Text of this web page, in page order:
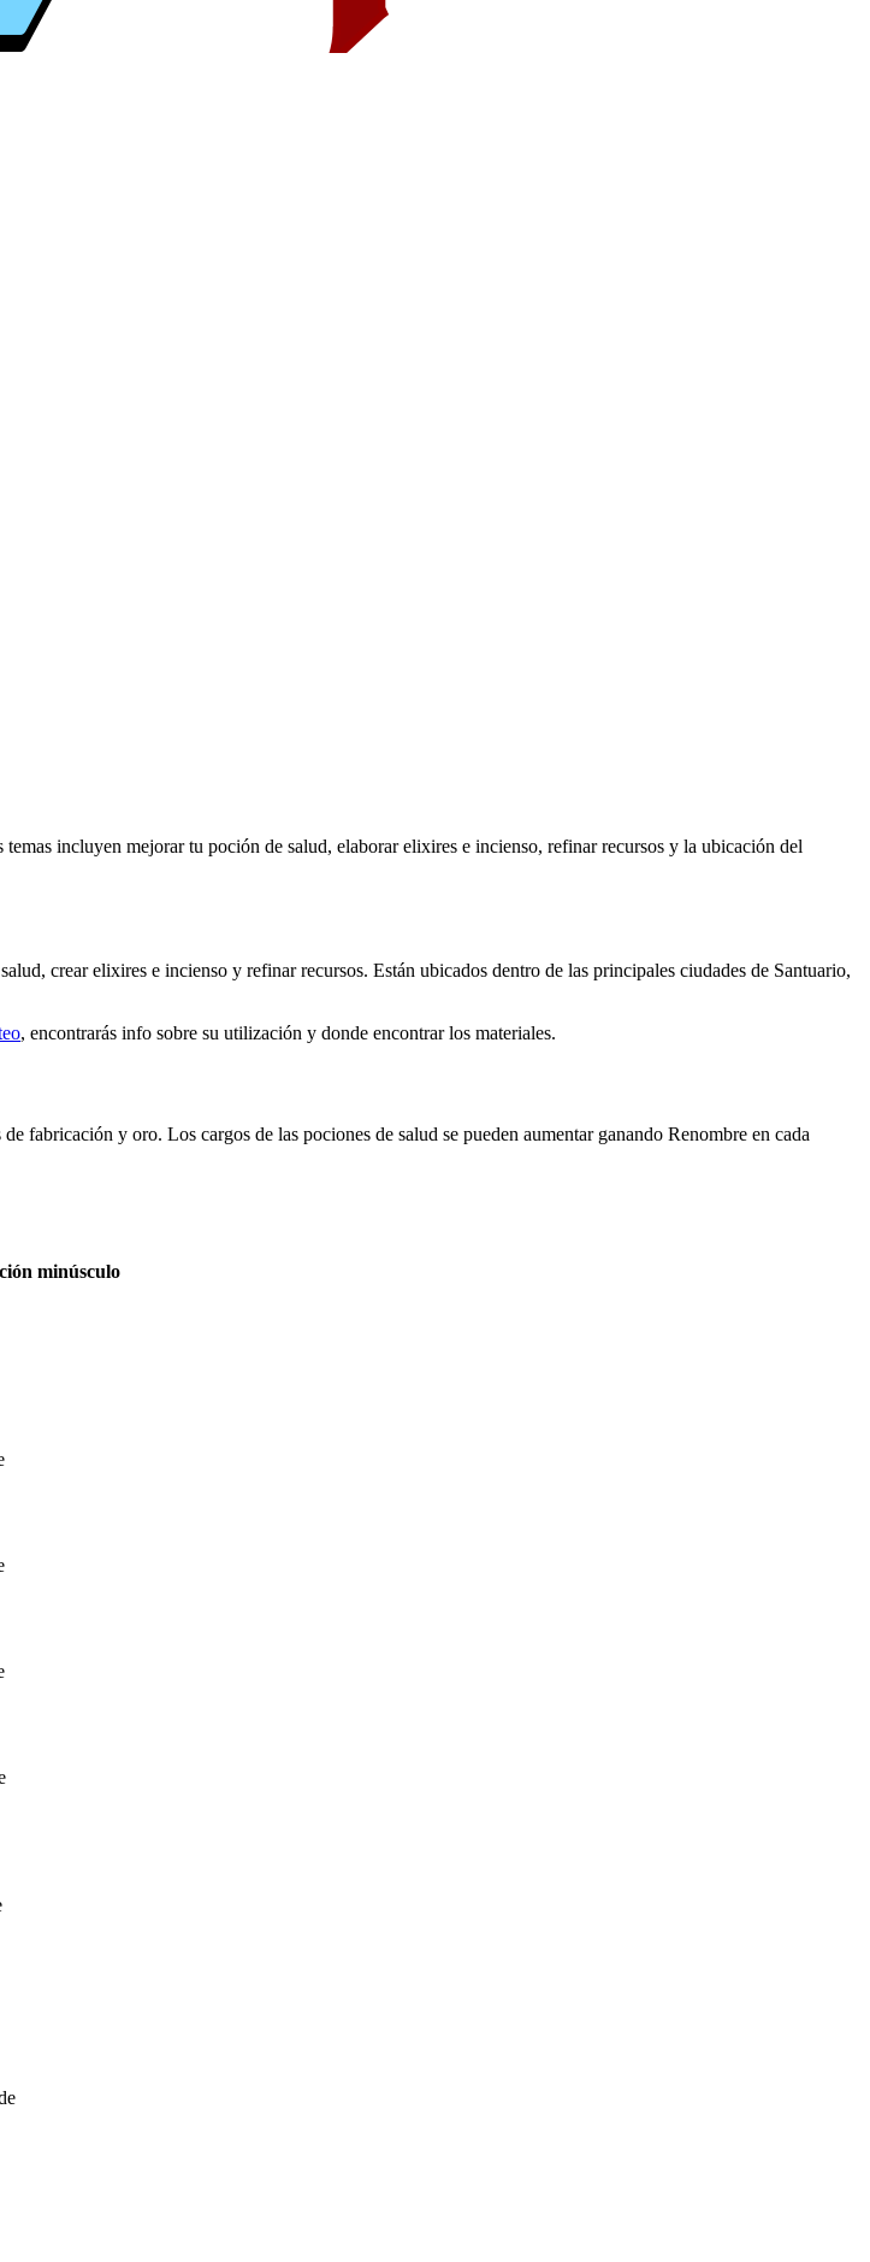
incluyen mejorar tu poción de salud, elaborar elixires e incienso, refinar recursos y la ubicación del
crear elixires e incienso y refinar recursos. Están ubicados dentro de las principales ciudades de Santuario,
, encontrarás info sobre su utilización y donde encontrar los materiales.
fabricación y oro. Los cargos de las pociones de salud se pueden aumentar ganando Renombre en cada
minúsculo